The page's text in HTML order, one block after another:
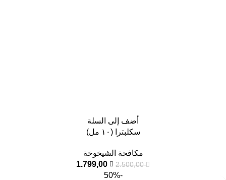
أضف إلى السلة
سكلبترا (١٠ مل)
مكافحة الشيخوخة
2.500,00
1.799,00
-50%